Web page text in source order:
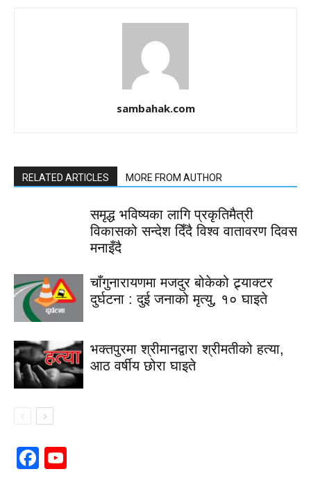
sambahak.com
RELATED ARTICLES MORE FROM AUTHOR
समृद्ध भविष्यका लागि प्रकृतिमैत्री
विकासको सन्देश दिँदै विश्व वातावरण दिवस
मनाइँदै
चाँगुनारायणमा मजदुर बोकेको ट्र्याक्टर
दुर्घटना : दुई जनाको मृत्यु, १० घाइते
भक्तपुरमा श्रीमानद्वारा श्रीमतीको हत्या,
आठ वर्षीय छोरा घाइते
Facebook